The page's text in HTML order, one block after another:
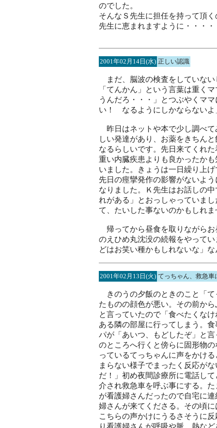
のでした。
そんなＳ先生に担任を持って頂
先生に恵まれますように・・・・
2001年02月14日(水) 正しい認識
まだ、脳波の検査をしていない
「てんかん」という言葉は重く
うんだろ・・・」とつぶやくマ
い！ なるようにしかならないよ
昨日はネットや本で少し調べて
しい発達があり、お薬をきちん
なるらしいです。先日来てくれ
重い内臓疾患よりも良かったか
いました。きょうは一日繰り上
先日の痙攣発作の影響がないよ
なりました。Ｋ先生はお話しの
れがある」とおっしゃっていま
て、たいした事ないのかもしれま
帰ってから昼食を取りながらお
のえひめ丸沈没の続報をやって
どはお笑い種かもしれないな」
2001年02月13日(火) てっちゃん、救急車
きのうの夕飯のときのこと「て
たものの顔色が悪い。その前か
と言っていたので「食べたくな
ある隣の部屋に行ってしまう。
パが「あいつ、もどしたぞ」と
のところへ行くと傍らに固形物
っているてっちゃんに声をかけ
まらない様子でまったく反応が
だ！」初め夜間診療所に電話し
介され救急車を呼ぶ事にする。
が看護婦さんだったので自宅に
婦さんが来てくださる。その頃
こちらの声かけにうるさそうに
り看護婦さんが呼吸や脈、熱な